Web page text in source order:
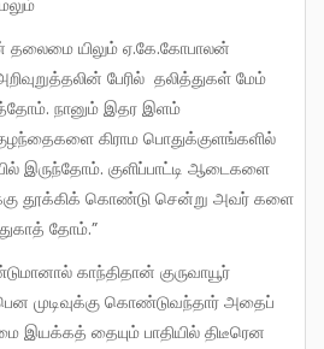
பேரில் தலித்துகள் மேம்
நானும் இதர இளம்
கிராம பொதுக்குளங்களில்
இருந்தோம். குளிப்பாட்டி ஆடைகளை
தூக்கிக் கொண்டு சென்று அவர் களை
தோம்.”
முடிவுக்கு கொண்டுவந்தார் அதைப்
இயக்கத் தையும் பாதியில் திடீரென